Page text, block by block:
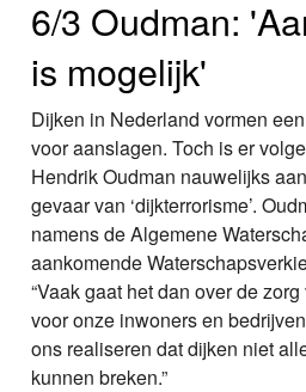
6/3 Oudman:
is mogelijk'
Dijken in Nederland vormen
voor aanslagen. Toch is er
Hendrik Oudman nauwelijks
gevaar van ‘dijkterrorisme’.
namens de Algemene
aankomende
“Vaak gaat het dan over de zorg
voor onze inwoners en
ons realiseren dat dijken niet
kunnen breken.”